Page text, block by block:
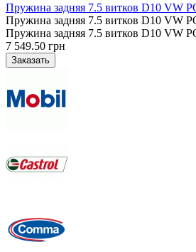
Пружина задняя 7.5 витков D10 VW
Пружина задняя 7.5 витков D10 VW
Пружина задняя 7.5 витков D10 VW
7 549.50 грн